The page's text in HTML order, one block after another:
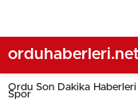
orduhaberleri.net
Ordu Son Dakika
Spor